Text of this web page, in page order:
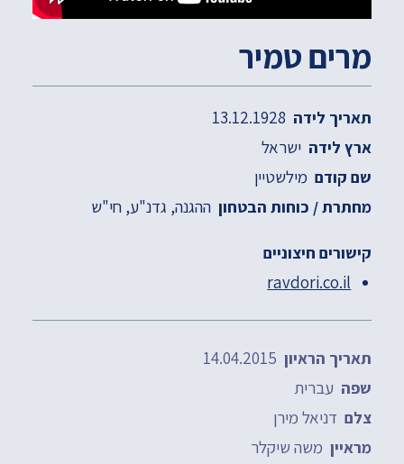
מרים טמיר
תאריך לידה
ארץ לידה ישראל
שם קודם מילשטיין
מחתרת / כוחות הבטחון ההגנה גדנ"ע חי"ש
קישורים חיצוניים
ravdori.co.il
תאריך הראיון
שפה עברית
צלם דניאל מירן
מראיין משה שיקלר